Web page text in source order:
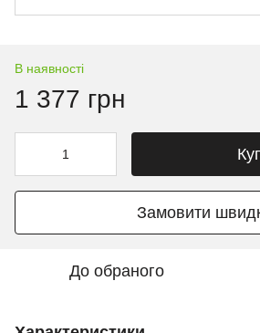
В наявності
1 377 грн
Замовити
До обраного